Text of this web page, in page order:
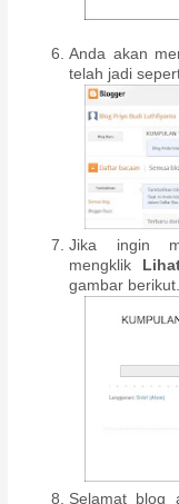
Anda akan
telah jadi
Jika ingin
mengklik
gambar berikut.
Selamat blog